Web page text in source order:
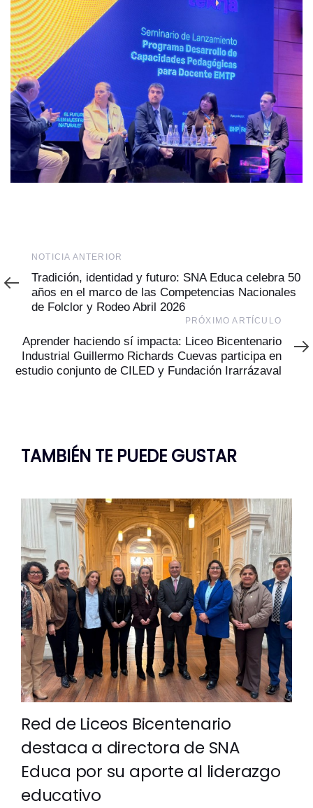
Noticia
Anterior
NOTICIA ANTERIOR
Tradición, identidad y futuro: SNA Educa celebra 50
años en el marco de las Competencias Nacionales
de Folclor y Rodeo Abril 2026
Artículo
PRÓXIMO ARTÍCULO
Aprender haciendo sí impacta: Liceo Bicentenario
Industrial Guillermo Richards Cuevas participa en
estudio conjunto de CILED y Fundación Irarrázaval
TAMBIÉN TE PUEDE GUSTAR
Red de Liceos Bicentenario
destaca a directora de SNA
Educa por su aporte al liderazgo
educativo